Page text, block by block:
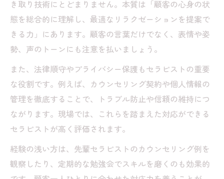
無料カウンセリングを活用した顧客対応の
工夫
き取り技術にとどまりません。本質は「顧客の心身の状
態を総合的に理解し、最適なリラクゼーションを提案で
きる力」にあります。顧客の言葉だけでなく、表情や姿
勢、声のトーンにも注意を払いましょう。
また、法律順守やプライバシー保護もセラピストの重要
な役割です。例えば、カウンセリング契約や個人情報の
管理を徹底することで、トラブル防止や信頼の維持につ
ながります。現場では、これらを踏まえた対応ができる
セラピストが高く評価されます。
経験の浅い方は、先輩セラピストのカウンセリング例を
観察したり、定期的な勉強会でスキルを磨くのも効果的